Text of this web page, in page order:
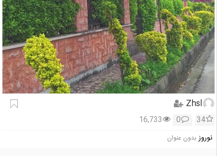
Zhsl
34
0
16,733
نوروز بدون عنوان